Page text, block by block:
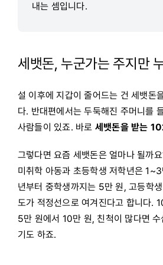
내는 셈입니다.
세뱃돈, 누군가는 주지만
설 이후에 지갑이 줄어드는 건 세뱃돈
다. 반대편에서는 두둑해진 주머니를
사람들이 있죠. 바로 세뱃돈을 받는
그렇다면 요즘 세뱃돈은 얼마나 될까
미취학 아동과 초등학생 저학년은
년부터 중학생까지는 5만 원, 고등학
도가 적정선으로 여겨진다고 합니다.
5만 원에서 10만 원, 친척이 많다면 수
기도 하죠.